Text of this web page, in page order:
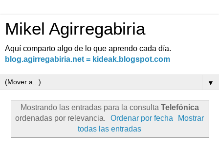
Mikel Agirregabiria
Aquí comparto algo de lo que aprendo cada día.
blog.agirregabiria.net = kideak.blogspot.com
▼
Mostrando las entradas para la consulta Telefónica
ordenadas por relevancia.
Ordenar por fecha
Mostrar
todas las entradas